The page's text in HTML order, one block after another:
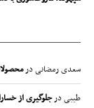
سعدی رمضانیدر
طیبیدرجلوگیری از